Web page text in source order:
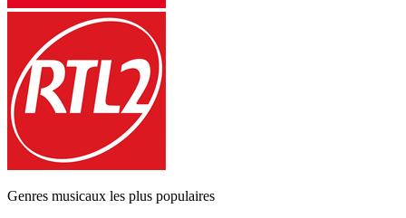
Genres musicaux les plus populaires